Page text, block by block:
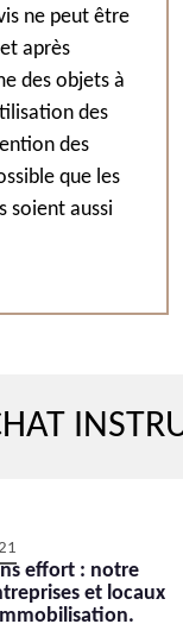
ne peut être
après
des objets à
des
des
que les
soient aussi
effort : notre
et locaux